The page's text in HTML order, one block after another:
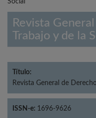
Social
Revista
Trabajo y de la
Título:
Revista General de
ISSN-e: 1696-9626